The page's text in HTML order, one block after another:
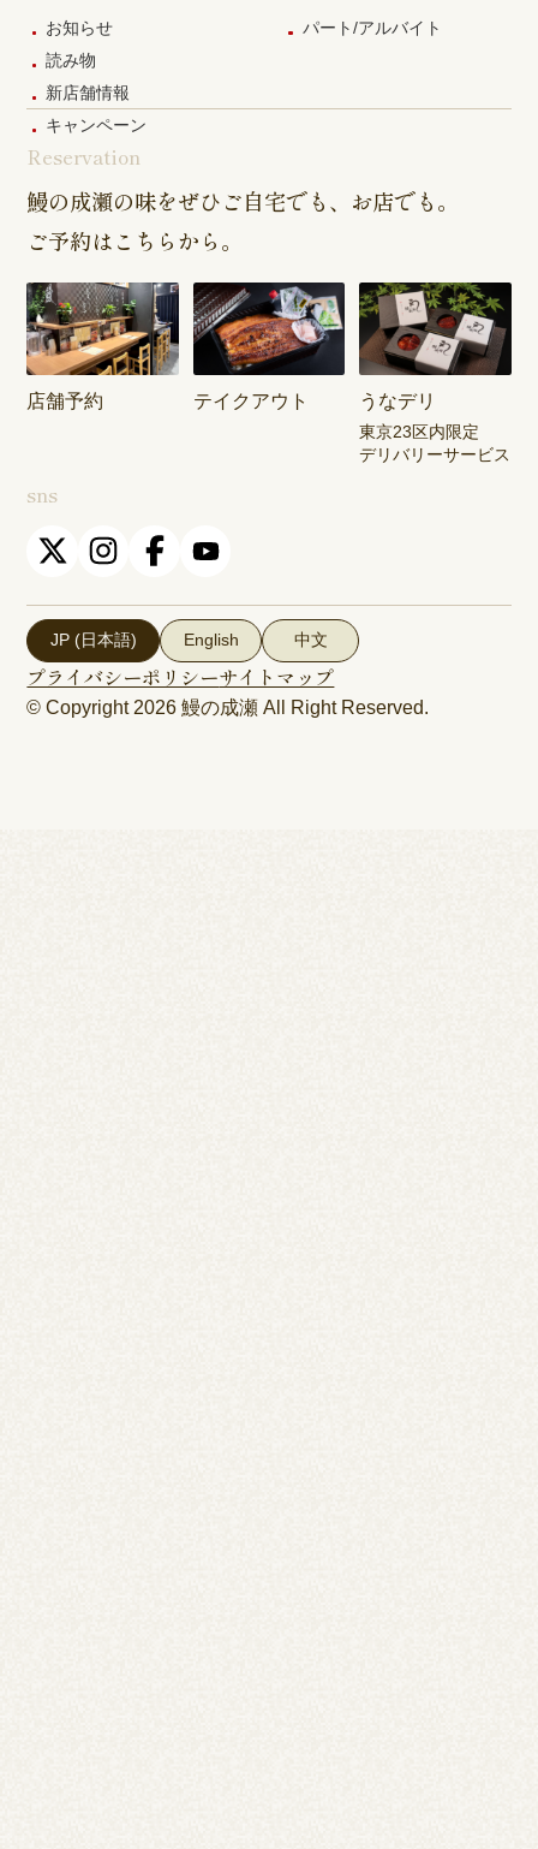
お知らせ
読み物
新店舗情報
キャンペーン
パート/アルバイト
Reservation
鰻の成瀬の味をぜひご自宅でも、お店でも。
ご予約はこちらから。
店舗予約 テイクアウト うなデリ
東京23区内限定
デリバリーサービス
sns
JP (日本語) English 中文
プライバシーポリシーサイトマップ
© Copyright 2026鰻の成瀬 All Right Reserved.